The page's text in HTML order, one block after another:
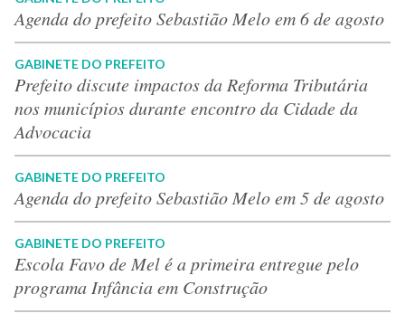
Agenda do prefeito Sebastião Melo em 6 de agosto
GABINETE DO PREFEITO
Prefeito discute impactos da Reforma Tributária
nos municípios durante encontro da Cidade da
Advocacia
GABINETE DO PREFEITO
Agenda do prefeito Sebastião Melo em 5 de agosto
GABINETE DO PREFEITO
Escola Favo de Mel é a primeira entregue pelo
programa Infância em Construção